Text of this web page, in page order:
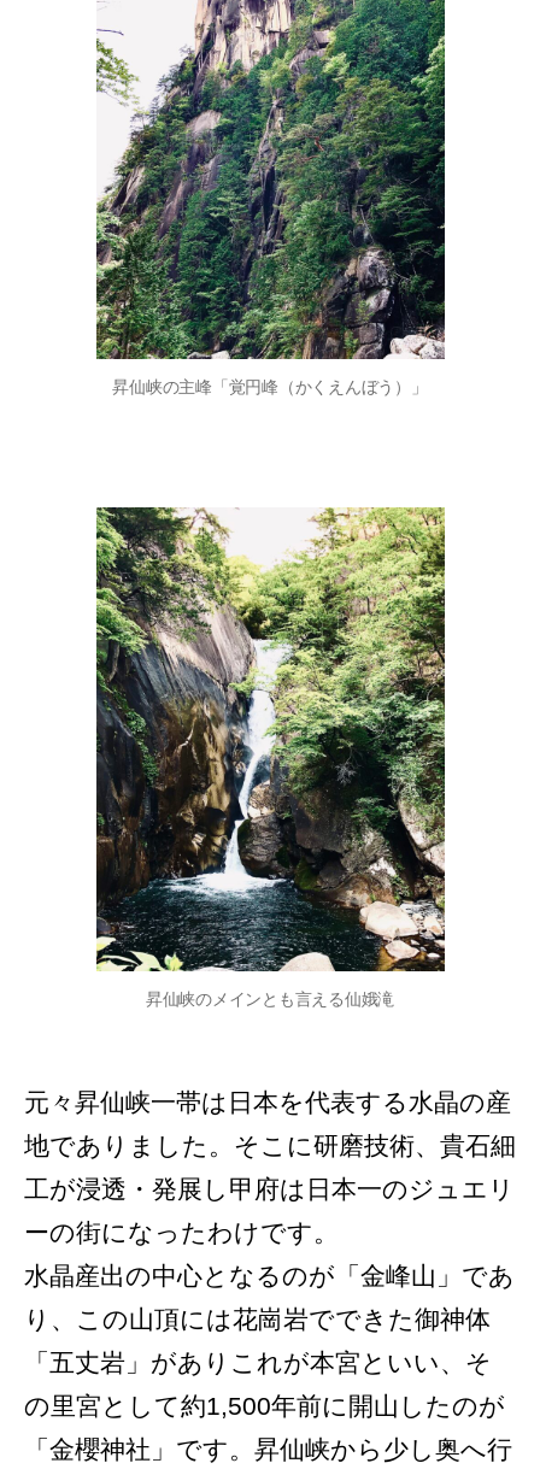
昇仙峡の主峰「覚円峰（かくえんぼう）」
昇仙峡のメインとも言える仙娥滝
元々昇仙峡一帯は日本を代表する水晶の産
地でありました。そこに研磨技術、貴石細
工が浸透・発展し甲府は日本一のジュエリ
ーの街になったわけです。
水晶産出の中心となるのが「金峰山」であ
り、この山頂には花崗岩でできた御神体
「五丈岩」がありこれが本宮といい、そ
の里宮として約1,500年前に開山したのが
「金櫻神社」です。昇仙峡から少し奥へ行